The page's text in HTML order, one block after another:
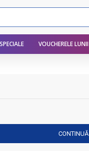
VOUCHERELE LUNII
CONTINUĂ